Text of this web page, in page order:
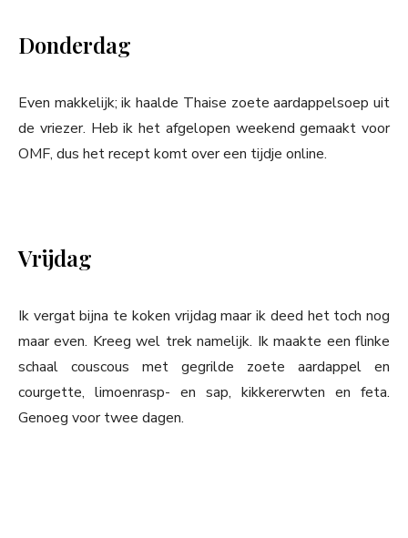
Donderdag
Even makkelijk; ik haalde Thaise zoete aardappelsoep uit
de vriezer. Heb ik het afgelopen weekend gemaakt voor
OMF, dus het recept komt over een tijdje online.
Vrijdag
Ik vergat bijna te koken vrijdag maar ik deed het toch nog
maar even. Kreeg wel trek namelijk. Ik maakte een flinke
schaal couscous met gegrilde zoete aardappel en
courgette, limoenrasp- en sap, kikkererwten en feta.
Genoeg voor twee dagen.